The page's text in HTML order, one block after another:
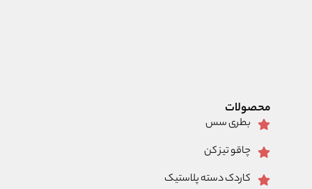
محصولات
بطری سس
چاقو تیز کن
کاردک دسته پلاستیک